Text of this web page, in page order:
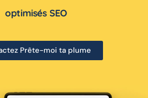
optimisés SEO
Prête-moi ta plume